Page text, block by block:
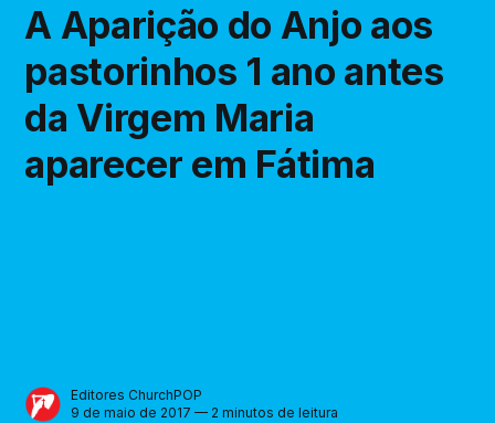
A Aparição do Anjo aos
pastorinhos 1 ano antes
da Virgem Maria
aparecer em Fátima
Editores ChurchPOP
9 de maio de 2017 — 2 minutos de leitura